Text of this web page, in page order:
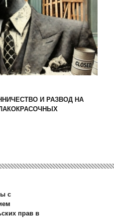
И РАЗВОД НА
с
прав в